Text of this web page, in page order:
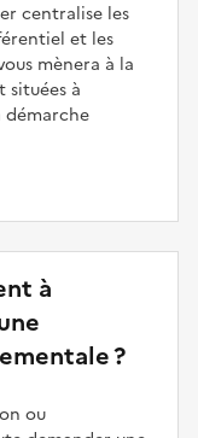
centralise les
et les
mènera à la
situées à
démarche
à
?
ou